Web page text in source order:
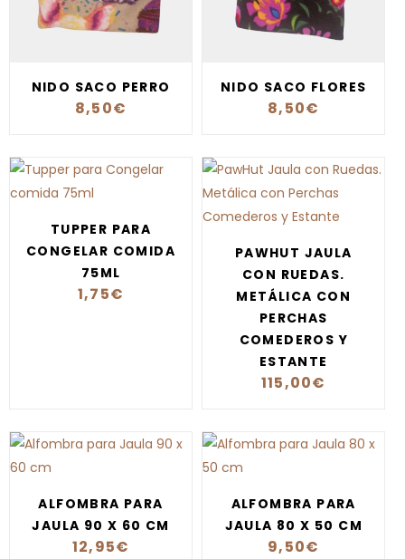
NIDO SACO PERRO
8,50€
NIDO SACO FLORES
8,50€
TUPPER PARA
CONGELAR COMIDA
75ML
1,75€
PAWHUT JAULA
CON RUEDAS.
METÁLICA CON
PERCHAS
COMEDEROS Y
ESTANTE
115,00€
ALFOMBRA PARA
JAULA 90 X 60 CM
12,95€
ALFOMBRA PARA
JAULA 80 X 50 CM
9,50€